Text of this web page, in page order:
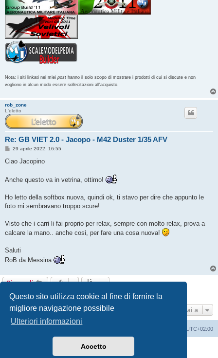
Questo sito utilizza cookie al fine di fornire la
migliore navigazione possibile
Ulteriori informazioni
Accetto
Nota: i siti linkati nei miei post hanno il solo scopo di mostrare i prodotti di cui si discute e non
vogliono in alcun modo essere sollecitazioni all'acquisto.
rob_zone
L'eletto
Re: GB VIET 2.0 - Jacopo - M42 Duster 1/35 AFV
M
s
g
g
o
29 aprile 2022, 16:55
Ciao Jacopino
Anche questo va in vetrina, ottimo!
Ho letto della softbox nuova, quindi ok, ti stavo per dire che appunto le
foto mi sembravano troppo scure!
Visto che i carri li fai proprio per relax, sempre con molto relax, prova a
calcare la mano.. anche cosi, per fare una cosa nuova!
Saluti
RoB da Messina
Rispondi
7 messaggi • Pagina1 di1
Vai a
UTC+02:00
phpBB® Forum Software © phpBB Limited
Traduzione ItalianaphpBB-Italia.it